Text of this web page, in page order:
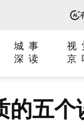
城 事 视
深 读 京
的五